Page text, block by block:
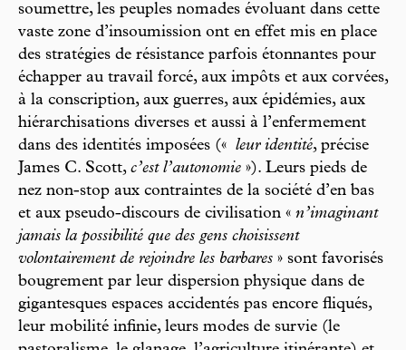
soumettre, les peuples nomades évoluant dans cette
vaste zone d’insoumission ont en effet mis en place
des stratégies de résistance parfois étonnantes pour
échapper au travail forcé, aux impôts et aux corvées,
à la conscription, aux guerres, aux épidémies, aux
hiérarchisations diverses et aussi à l’enfermement
dans des identités imposées (« leur identité, précise
James C. Scott, c’est l’autonomie »). Leurs pieds de
nez non-stop aux contraintes de la société d’en bas
et aux pseudo-discours de civilisation « n’imaginant
jamais la possibilité que des gens choisissent
volontairement de rejoindre les barbares » sont favorisés
bougrement par leur dispersion physique dans de
gigantesques espaces accidentés pas encore fliqués,
leur mobilité infinie, leurs modes de survie (le